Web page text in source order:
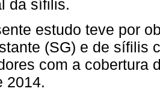
da sífilis.
estudo teve por
(SG) e de sífilis
com a cobertura
2014.